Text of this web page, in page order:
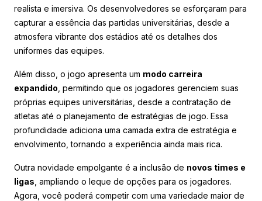
realista e imersiva. Os desenvolvedores se esforçaram para
capturar a essência das partidas universitárias, desde a
atmosfera vibrante dos estádios até os detalhes dos
uniformes das equipes.
Além disso, o jogo apresenta um modo carreira
expandido , permitindo que os jogadores gerenciem suas
próprias equipes universitárias, desde a contratação de
atletas até o planejamento de estratégias de jogo. Essa
profundidade adiciona uma camada extra de estratégia e
envolvimento, tornando a experiência ainda mais rica.
Outra novidade empolgante é a inclusão de novos times e
ligas , ampliando o leque de opções para os jogadores.
Agora, você poderá competir com uma variedade maior de